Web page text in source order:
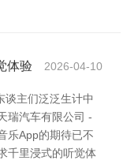
体验 2026-04-10
谈主们泛泛生计中
瑞汽车有限公司 -
乐App的期待已不
千里浸式的听觉体